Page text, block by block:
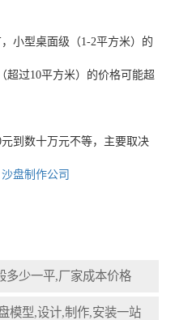
小型桌面级（1-2平方米）的
超过10平方米）的价格可能超
到数十万元不等，主要取决
沙盘制作公司
多少一平,厂家成本价格
模型,设计,制作,安装一站